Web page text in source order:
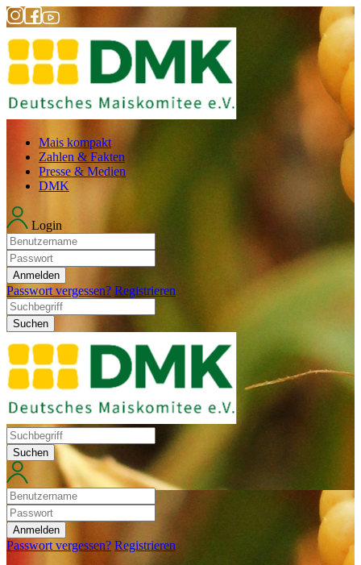
Mais kompakt
Zahlen & Fakten
Presse & Medien
DMK
Login
Anmelden
Passwort vergessen? Registrieren
Suchen
Suchen
Anmelden
Passwort vergessen? Registrieren